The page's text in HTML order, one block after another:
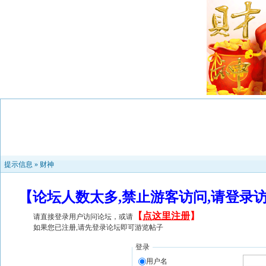
提示信息 » 财神
【论坛人数太多,禁止游客访问,请登
请直接登录用户访问论坛，或请 【 点这里注册】
如果您已注册,请先登录论坛即可游览帖子
登录
用户名